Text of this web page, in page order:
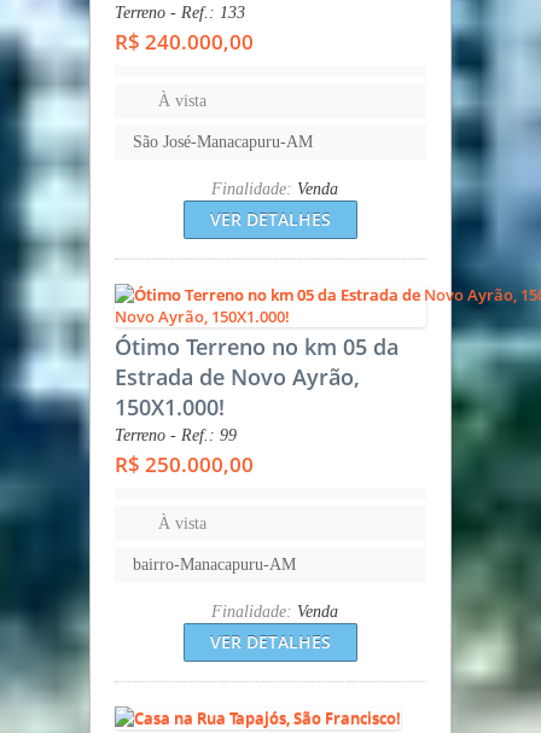
Terreno - Ref.: 133
R$ 240.000,00
À vista
São José-Manacapuru-AM
Finalidade: Venda
VER DETALHES
Ótimo Terreno no km 05 da
Estrada de Novo Ayrão,
150X1.000!
Terreno - Ref.: 99
R$ 250.000,00
À vista
bairro-Manacapuru-AM
Finalidade: Venda
VER DETALHES